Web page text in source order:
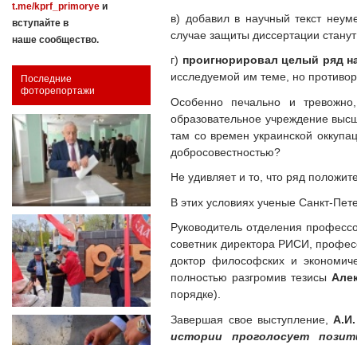
t.me/kprf_primorye и
вступайте в
наше сообщество.
Последние
фоторепортажи
в) добавил в научный текст
случае защиты диссертации
г) проигнорировал целый ряд
исследуемой им теме, но
Особенно печально и
образовательное учреждение
там со времен украинской
добросовестностью?
Не удивляет и то, что ряд
В этих условиях ученые Санкт-
Руководитель отделения
советник директора РИСИ,
доктор философских и
полностью разгромив тезисы
порядке).
Завершая свое выступление,А.И.
истории проголосует